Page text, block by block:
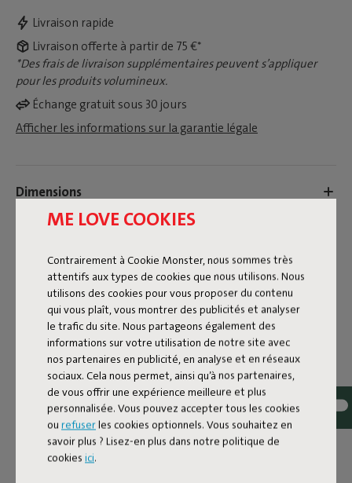
ME LOVE COOKIES
Contrairement à Cookie Monster, nous sommes très
attentifs aux types de cookies que nous utilisons. Nous
utilisons des cookies pour vous proposer du contenu
qui vous plaît, vous montrer des publicités et analyser
le trafic du site. Nous partageons également des
informations sur votre utilisation de notre site avec
nos partenaires en publicité, en analyse et en réseaux
sociaux. Cela nous permet, ainsi qu’à nos partenaires,
de vous offrir une expérience meilleure et plus
personnalisée. Vous pouvez accepter tous les cookies
ou refuserles cookies optionnels. Vous souhaitez en
savoir plus ? Lisez-en plus dans notre politique de
cookies ici.
Livraison rapide
Livraison offerte à partir de 75 €*
*Des frais de livraison supplémentaires peuvent s’appliquer
pour les produits volumineux.
Échange gratuit sous 30 jours
Afficher les informations sur la garantie légale
Dimensions
Nom de la couleur
104305
8719773035363
Protège ce que tu aimes Fatboy rend le farniente
irrésistible, mais malheureusement, on ne peut rien